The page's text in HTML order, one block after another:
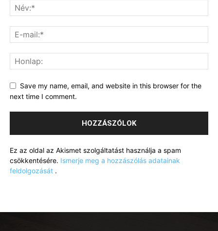
Save my name, email, and website in this browser for the
next time I comment.
Ez az oldal az Akismet szolgáltatást használja a spam
csökkentésére. Ismerje meg a hozzászólás adatainak
feldolgozását .